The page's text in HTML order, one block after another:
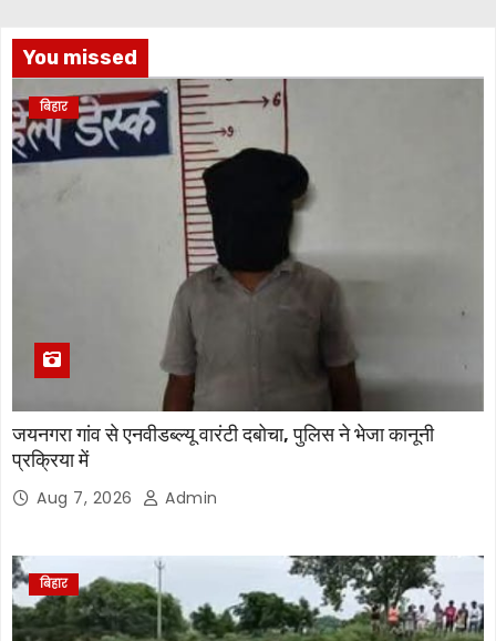
You missed
बिहार
जयनगरा गांव से एनवीडब्ल्यू वारंटी दबोचा, पुलिस ने भेजा कानूनी
प्रक्रिया में
Aug 7, 2026 Admin
बिहार